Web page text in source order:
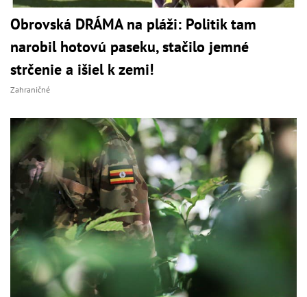
Obrovská DRÁMA na pláži: Politik tam
narobil hotovú paseku, stačilo jemné
strčenie a išiel k zemi!
Zahraničné